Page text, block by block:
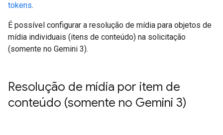
tokens.
É possível configurar a resolução de mídia para objetos de
mídia individuais (itens de conteúdo) na solicitação
(somente no Gemini 3).
Resolução de mídia por item de
conteúdo (somente no Gemini 3)